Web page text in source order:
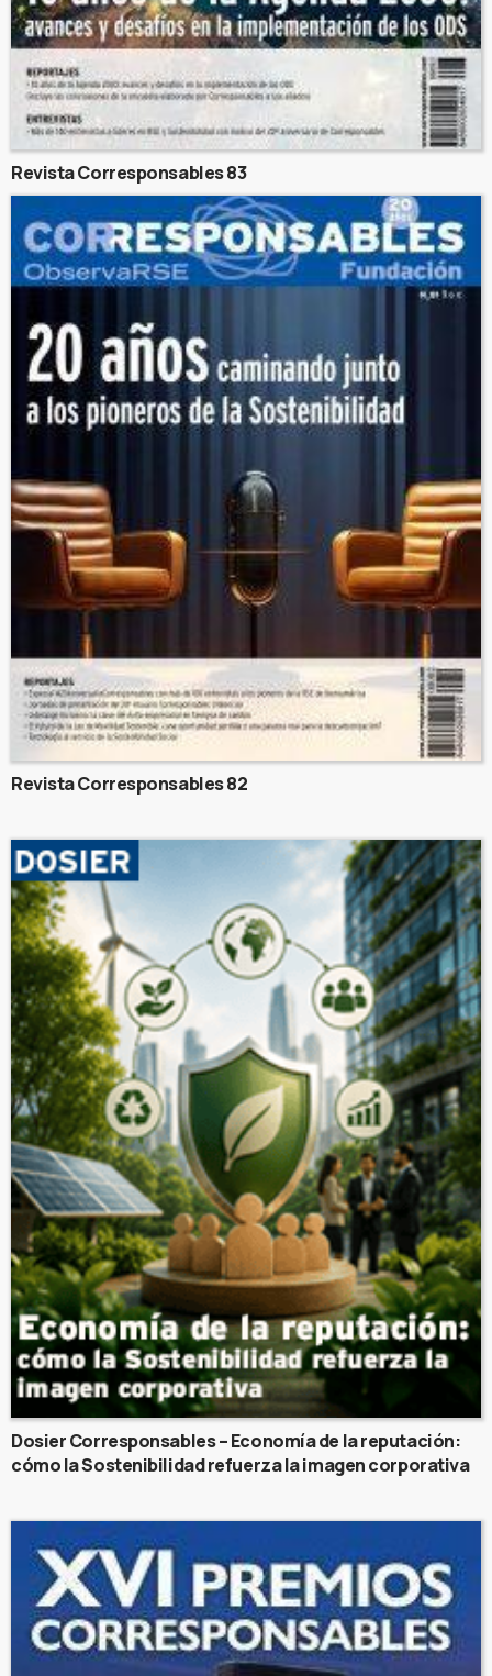
Revista Corresponsables 83
Revista Corresponsables 82
Dosier Corresponsables – Economía de la reputación:
cómo la Sostenibilidad refuerza la imagen corporativa